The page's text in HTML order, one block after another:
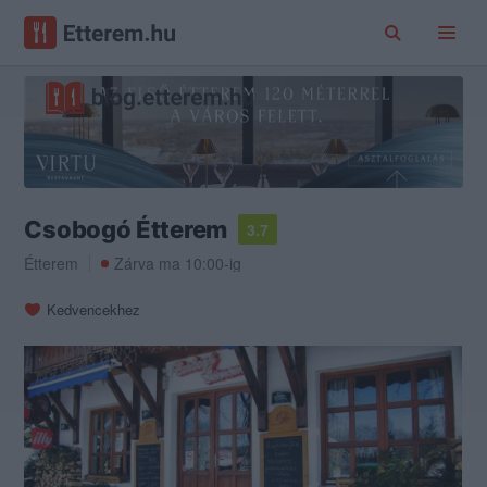
Csobogó Étterem
3.7
Étterem
Zárva ma 10:00-ig
Kedvencekhez